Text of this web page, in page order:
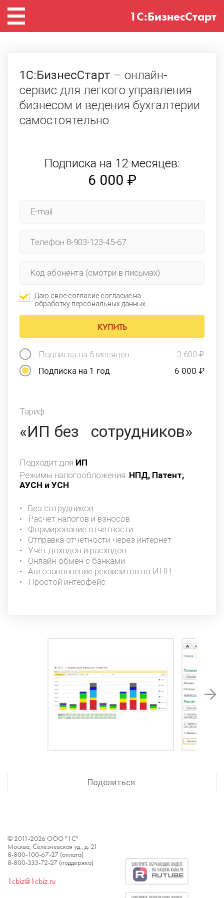
1С:БизнесСтарт
Поделиться:
1С:БизнесСтарт – онлайн-
сервис для легкого управления
бизнесом и ведения бухгалтерии
самостоятельно
Тариф
«ИП без сотрудников»
Подходит для ИП
Режимы налогообложения: НПД, Патент,
АУСН и УСН
Без сотрудников
Расчет налогов и взносов
Формирование отчетности
Отправка отчетности через интернет
Учёт доходов и расходов
Онлайн-обмен с банками
Автозаполнение реквизитов по ИНН
Простой интерфейс
Подписка на 12 месяцев:
6 000 ₽
Даю свое согласие согласие на
обработку персональных данных
Подписка на 6 месяцев
3 600 ₽
Подписка на 1 год
6 000 ₽
© 2011-2026 ООО "1С"
Москва, Селезневская уд., д. 21
8-800-100-67-27 (оплата)
8-800-333-72-27 (поддержка)
1cbiz@1cbiz.ru